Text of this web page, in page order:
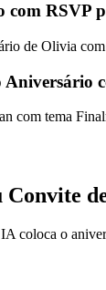
com RSVP
de Olivia
com tema
Convite
coloca o